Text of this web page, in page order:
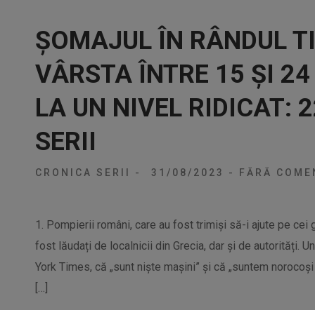
ȘOMAJUL ÎN RÂNDUL
VÂRSTA ÎNTRE 15 ȘI
LA UN NIVEL RIDICAT:
SERII
CRONICA SERII - 31/08/2023 - FĂRĂ
1. Pompierii români, care au fost trimiși să-i ajute pe cei
fost lăudați de localnicii din Grecia, dar și de autorități.
York Times, că „sunt niște mașini” și că „suntem
[…]